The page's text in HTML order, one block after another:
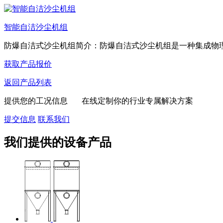
智能自洁沙尘机组
防爆自洁式沙尘机组简介：防爆自洁式沙尘机组是一种集成物
获取产品报价
返回产品列表
提供您的工况信息 在线定制你的行业专属解决方案
提交信息 联系我们
我们提供的设备产品